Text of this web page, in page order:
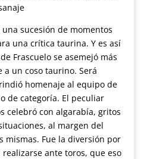
sucesión de momentos
una crítica taurina. Y es así
Frascuelo se asemejó más
un coso taurino. Será
homenaje al equipo de
de categoría. El peculiar
celebró con algarabía, gritos
al margen del
mismas. Fue la diversión por
ante toros, que eso